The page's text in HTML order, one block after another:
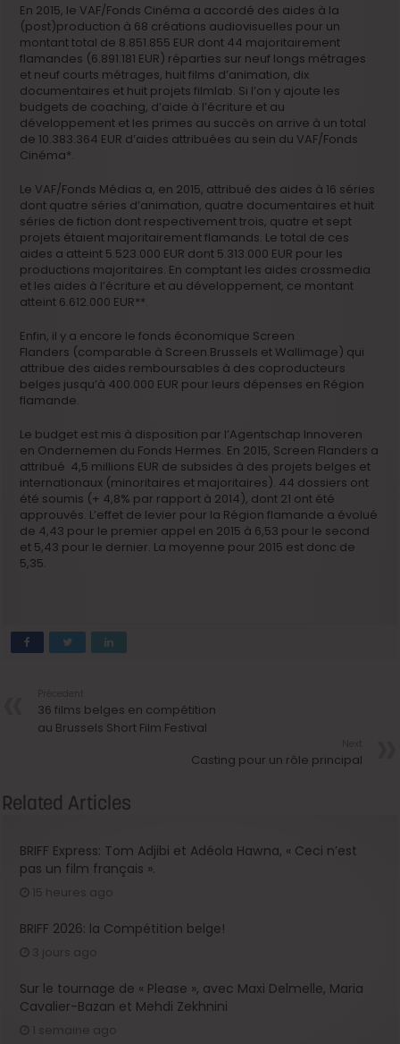
En 2015, le VAF/Fonds Cinéma a accordé des aides à la
(post)production à 68 créations audiovisuelles pour un
montant total de 8.851.855 EUR dont 44 majoritairement
flamandes (6.891.181 EUR) réparties sur neuf longs métrages
et neuf courts métrages, huit films d’animation, dix
documentaires et huit projets filmlab. Si l’on y ajoute les
budgets de coaching, d’aide à l’écriture et au
développement et les primes au succès on arrive à un total
de 10.383.364 EUR d’aides attribuées au sein du VAF/Fonds
Cinéma*.
Le VAF/Fonds Médias a, en 2015, attribué des aides à 16 séries
dont quatre séries d’animation, quatre documentaires et huit
séries de fiction dont respectivement trois, quatre et sept
projets étaient majoritairement flamands. Le total de ces
aides a atteint 5.523.000 EUR dont 5.313.000 EUR pour les
productions majoritaires. En comptant les aides crossmedia
et les aides à l’écriture et au développement, ce montant
atteint 6.612.000 EUR**.
Enfin, il y a encore le fonds économique Screen
Flanders (comparable à Screen.Brussels et Wallimage) qui
attribue des aides remboursables à des coproducteurs
belges jusqu’à 400.000 EUR pour leurs dépenses en Région
flamande.
Le budget est mis à disposition par l’Agentschap Innoveren
en Ondernemen du Fonds Hermes. En 2015, Screen Flanders a
attribué 4,5 millions EUR de subsides à des projets belges et
internationaux (minoritaires et majoritaires). 44 dossiers ont
été soumis (+ 4,8% par rapport à 2014), dont 21 ont été
approuvés. L’effet de levier pour la Région flamande a évolué
de 4,43 pour le premier appel en 2015 à 6,53 pour le second
et 5,43 pour le dernier. La moyenne pour 2015 est donc de
5,35.
36 films belges en compétition
au Brussels Short Film Festival
Casting pour un rôle principal
Related Articles
BRIFF Express: Tom Adjibi et Adéola Hawna, « Ceci n’est
pas un film français ».
15 heures ago
BRIFF 2026: la Compétition belge!
3 jours ago
Sur le tournage de « Please », avec Maxi Delmelle, Maria
Cavalier-Bazan et Mehdi Zekhnini
1 semaine ago